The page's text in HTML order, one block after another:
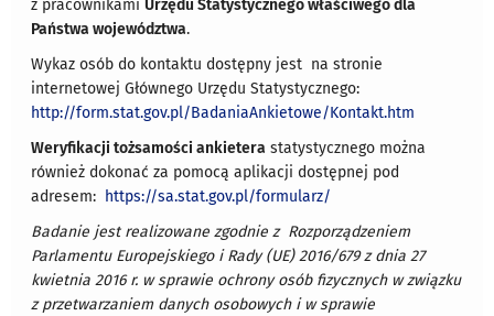
z pracownikamiUrzędu Statystycznego właściwego dla
Państwa województwa.
Wykaz osób do kontaktu dostępny jest na stronie
internetowej Głównego Urzędu Statystycznego:
http://form.stat.gov.pl/BadaniaAnkietowe/Kontakt.htm
Weryfikacji tożsamości ankietera statystycznego można
również dokonać za pomocą aplikacji dostępnej pod
adresem: https://sa.stat.gov.pl/formularz/
Badanie jest realizowane zgodnie z Rozporządzeniem
Parlamentu Europejskiego i Rady (UE) 2016/679 z dnia 27
kwietnia 2016 r. w sprawie ochrony osób fizycznych w związku
z przetwarzaniem danych osobowych i w sprawie